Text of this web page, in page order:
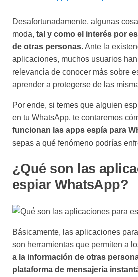
Desafortunadamente, algunas
moda, tal y como el interés por
de otras personas. Ante la
aplicaciones, muchos usuarios
relevancia de conocer más sobre
aprender a protegerse de las
Por ende, si temes que alguien
en tu WhatsApp, te contaremos
funcionan las apps espía para
sepas a qué fenómeno podrías
¿Qué son las
espiar WhatsApp?
Básicamente, las aplicaciones
son herramientas que permiten a
a la información de otras
plataforma de mensajería